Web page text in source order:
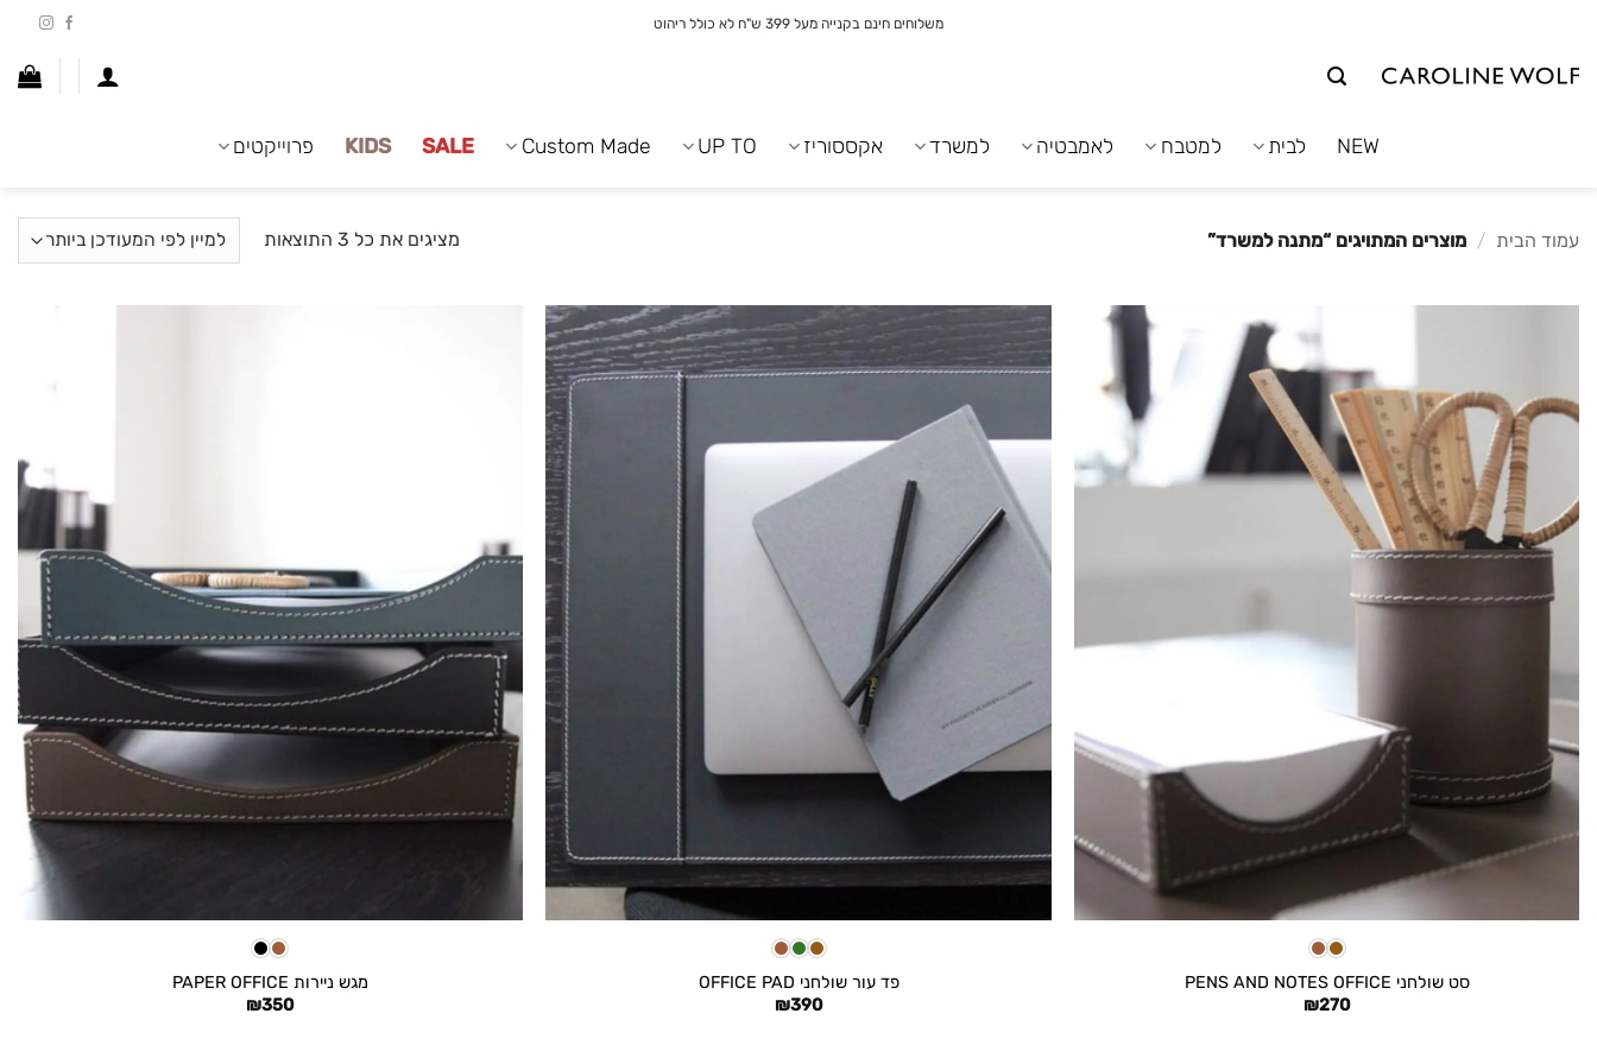
משלוחים חינם בקנייה מעל 399 ש"ח לא כולל ריהוט
NEW לבית למטבח לאמבטיה למשרד אקססוריז UP TO
Custom Made
SALE
KIDS פרוייקטים
עמוד הבית / מוצרים המתויגים “מתנה למשרד” מציגים את כל ⁦3⁩ התוצאות
ממוין
סט שולחני PENS AND NOTES OFFICE
₪270
פד עור שולחני OFFICE PAD
₪390
מגש ניירות PAPER OFFICE
₪350